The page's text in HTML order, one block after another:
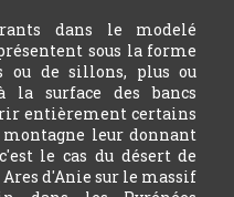
dans le modelé
sous la forme
ou de sillons, plus ou
la surface des bancs
entièrement certains
leur donnant
le cas du désert de
Ares d'Anie sur le massif